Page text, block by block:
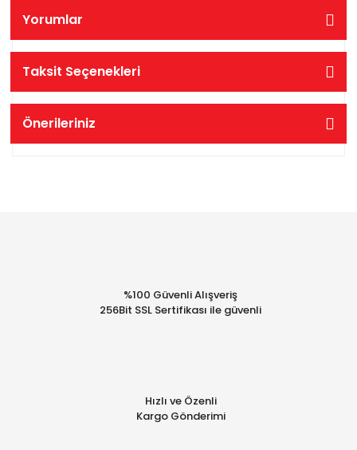
Yorumlar
Taksit Seçenekleri
Önerileriniz
%100 Güvenli Alışveriş
256Bit SSL Sertifikası ile güvenli
Hızlı ve Özenli
Kargo Gönderimi